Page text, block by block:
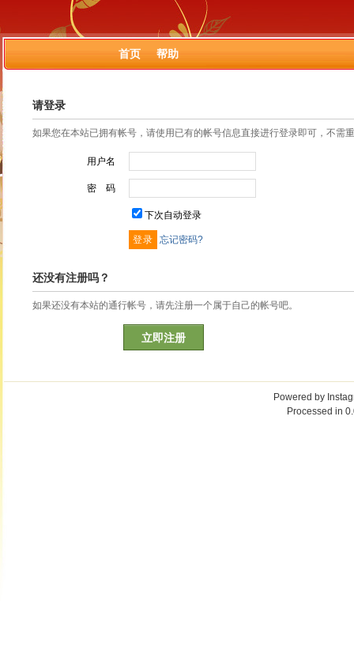
首页 帮助
请登录
如果您在本站已拥有帐号，请使用已有的帐号信息直接进行登录即可，不需
用户名
密 码
下次自动登录
忘记密码?
还没有注册吗？
如果还没有本站的通行帐号，请先注册一个属于自己的帐号吧。
立即注册
Powered by
Processed in